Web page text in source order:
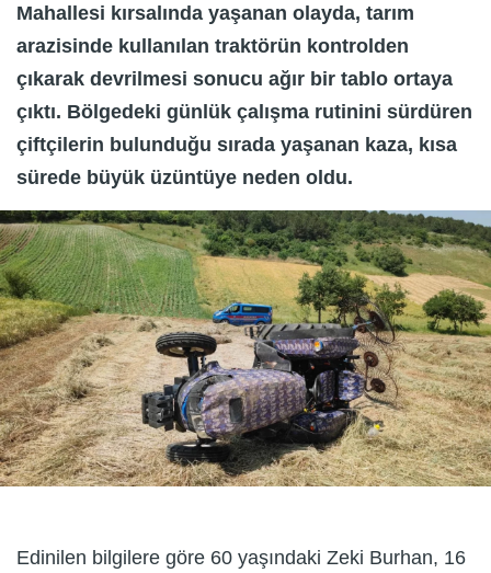
Mahallesi kırsalında yaşanan olayda, tarım
arazisinde kullanılan traktörün kontrolden
çıkarak devrilmesi sonucu ağır bir tablo ortaya
çıktı. Bölgedeki günlük çalışma rutinini sürdüren
çiftçilerin bulunduğu sırada yaşanan kaza, kısa
sürede büyük üzüntüye neden oldu.
Edinilen bilgilere göre 60 yaşındaki Zeki Burhan, 16